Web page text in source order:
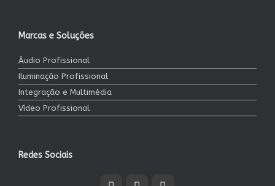
Marcas e Soluções
Áudio Profissional
Iluminação Profissional
Integração e Multimédia
Vídeo Profissional
Redes Sociais